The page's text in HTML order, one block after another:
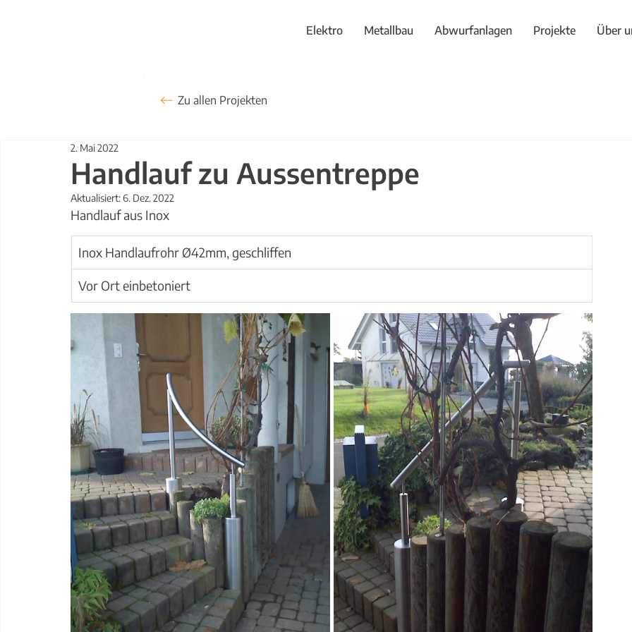
Elektro Metallbau Abwurfanlagen Projekte Über
Handlauf zu Aussentreppe
2. Mai 2022
Aktualisiert: 6. Dez. 2022
Handlauf aus Inox
Inox Handlaufrohr Ø42mm, geschliffen
Vor Ort einbetoniert
Zu allen Projekten